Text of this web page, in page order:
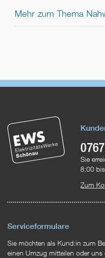
Mehr zum Thema
Sie
8:00
Zum
Serviceformulare
Sie möchten als Kund:in zum
einen Umzug mitteilen oder